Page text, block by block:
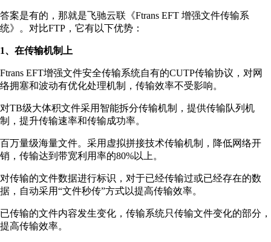
答案是有的，那就是飞驰云联《Ftrans EFT 增强文件传输系
统》。对比FTP，它有以下优势：
1、在传输机制上
Ftrans EFT增强文件安全传输系统自有的CUTP传输协议，对网
络拥塞和波动有优化处理机制，传输效率不受影响。
对TB级大体积文件采用智能拆分传输机制，提供传输队列机
制，提升传输速率和传输成功率。
百万量级海量文件。采用虚拟拼接技术传输机制，降低网络开
销，传输达到带宽利用率的80%以上。
对传输的文件数据进行标识，对于已经传输过或已经存在的数
据，自动采用“文件秒传”方式以提高传输效率。
已传输的文件内容发生变化，传输系统只传输文件变化的部分，
提高传输效率。